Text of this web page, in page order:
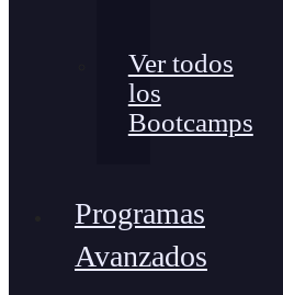
Ver todos
los
Bootcamps
Programas
Avanzados